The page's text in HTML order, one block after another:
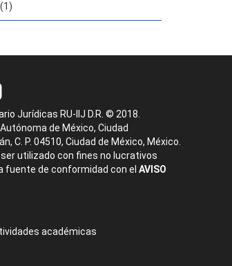
Jurídicas RU-IIJ D.R. © 2018.
de México, Ciudad
C. P. 04510, Ciudad de México, México.
utilizado con fines no lucrativos
fuente de conformidad con el AVISO
académicas